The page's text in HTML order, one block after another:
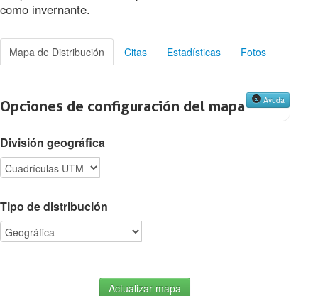
como invernante.
Mapa de Distribución Citas Estadísticas Fotos
Opciones de configuración del mapa Ayuda
División geográfica
Tipo de distribución
Actualizar mapa